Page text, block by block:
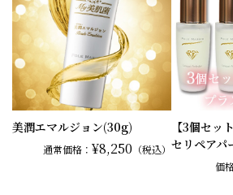
美潤エマルジョン(30g)
通常価格：¥8,250 （税込）
【3個セッ
セリペアパ
価